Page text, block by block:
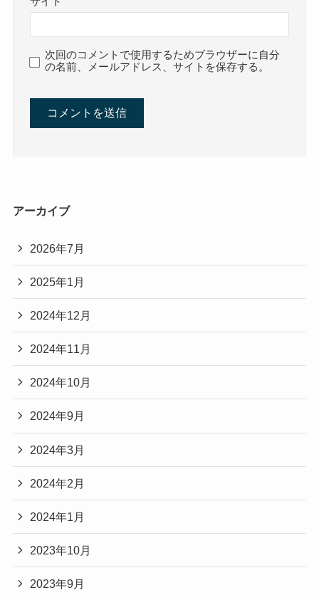
次回のコメントで使用するためブラウザーに自分
の名前、メールアドレス、サイトを保存する。
アーカイブ
2026年7月
2025年1月
2024年12月
2024年11月
2024年10月
2024年9月
2024年3月
2024年2月
2024年1月
2023年10月
2023年9月